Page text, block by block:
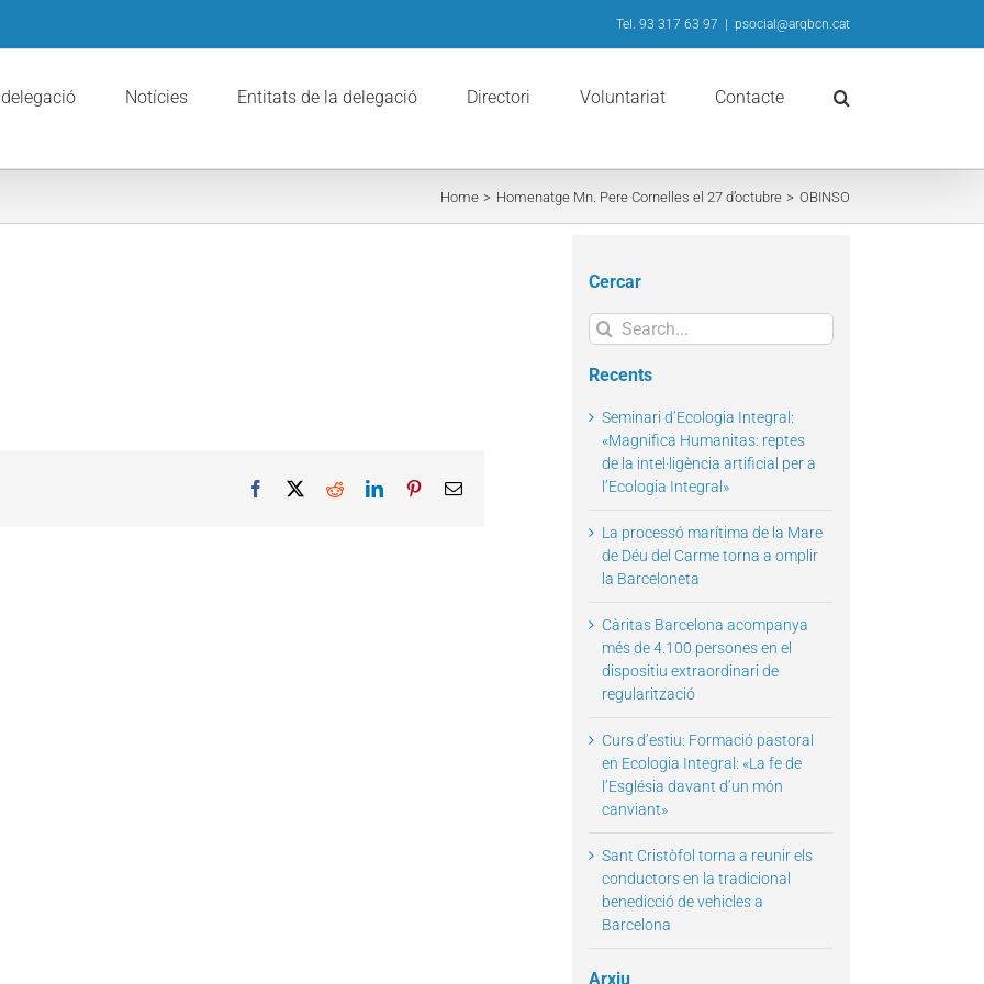
Tel. 93 317 63 97 psocial@arqbcn.cat
Notícies Entitats de la delegació Directori Voluntariat Contacte
Home Homenatge Mn. Pere Cornelles el 27 d’octubre OBINSO
Facebook RedditLinkedInPinterestEmail
Cercar
Search
for:
Recents
Seminari d’Ecologia Integral:
«Magnifica Humanitas: reptes
de la intel·ligència artificial per a
l’Ecologia Integral»
La processó marítima de la Mare
de Déu del Carme torna a omplir
la Barceloneta
Càritas Barcelona acompanya
més de 4.100 persones en el
dispositiu extraordinari de
regularització
Curs d’estiu: Formació pastoral
en Ecologia Integral: «La fe de
l’Església davant d’un món
canviant»
Sant Cristòfol torna a reunir els
conductors en la tradicional
benedicció de vehicles a
Barcelona
Arxiu